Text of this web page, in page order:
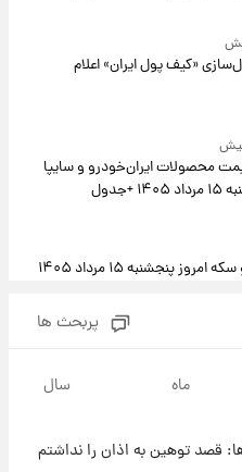
«کیف پول ایران» اعلام
محصولات ایران‌خودرو و سایپا
پنجشنبه ۱۵ مرداد ۱۴۰۵
پربحث ها
ماه سال
قصد توهین به اذان را نداشتم